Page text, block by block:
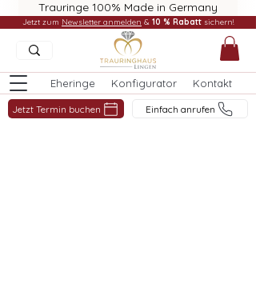
Trauringe 100% Made in Germany
Eheringe Konfigurator Kontakt
Jetzt Termin buchen Einfach anrufen
Jetzt zum Newsletter anmelden & 10 % Rabatt sichern!